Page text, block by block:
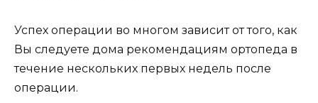
Успех операции во многом зависит от того, как
Вы следуете дома рекомендациям ортопеда в
течение нескольких первых недель после
операции.